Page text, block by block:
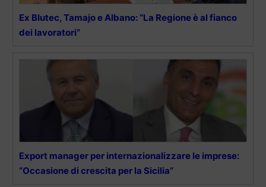
Ex Blutec, Tamajo e Albano: “La Regione è al fianco
dei lavoratori”
Export manager per internazionalizzare le imprese:
“Occasione di crescita per la Sicilia”